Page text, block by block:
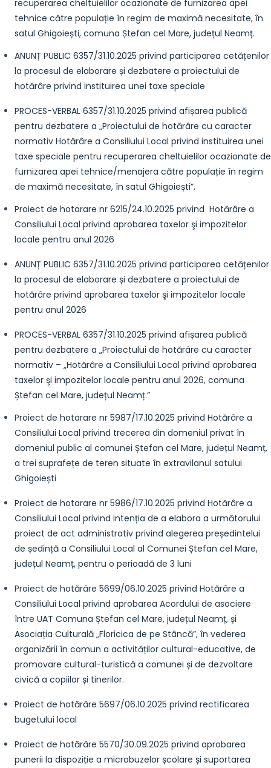
recuperarea cheltuielilor ocazionate de furnizarea apei
tehnice către populație în regim de maximă necesitate, în
satul Ghigoiești, comuna Ștefan cel Mare, județul Neamț.
ANUNȚ PUBLIC 6357/31.10.2025 privind participarea cetățenilor
la procesul de elaborare și dezbatere a proiectului de
hotărâre privind instituirea unei taxe speciale
PROCES-VERBAL 6357/31.10.2025 privind afișarea publică
pentru dezbatere a „Proiectului de hotărâre cu caracter
normativ Hotărâre a Consiliului Local privind instituirea unei
taxe speciale pentru recuperarea cheltuielilor ocazionate de
furnizarea apei tehnice/menajera către populație în regim
de maximă necesitate, în satul Ghigoiești”.
Proiect de hotarare nr 6215/24.10.2025 privind Hotărâre a
Consiliului Local privind aprobarea taxelor şi impozitelor
locale pentru anul 2026
ANUNȚ PUBLIC 6357/31.10.2025 privind participarea cetățenilor
la procesul de elaborare și dezbatere a proiectului de
hotărâre privind aprobarea taxelor şi impozitelor locale
pentru anul 2026
PROCES-VERBAL 6357/31.10.2025 privind afișarea publică
pentru dezbatere a „Proiectului de hotărâre cu caracter
normativ – „Hotărâre a Consiliului Local privind aprobarea
taxelor şi impozitelor locale pentru anul 2026, comuna
Ștefan cel Mare, județul Neamț.”
Proiect de hotarare nr 5987/17.10.2025 privind Hotărâre a
Consiliului Local privind trecerea din domeniul privat în
domeniul public al comunei Ștefan cel Mare, județul Neamț,
a trei suprafețe de teren situate în extravilanul satului
Ghigoiești
Proiect de hotarare nr 5986/17.10.2025 privind Hotărâre a
Consiliului Local privind intenția de a elabora a următorului
proiect de act administrativ privind alegerea președintelui
de ședință a Consiliului Local al Comunei Ștefan cel Mare,
județul Neamț, pentru o perioadă de 3 luni
Proiect de hotărâre 5699/06.10.2025 privind Hotărâre a
Consiliului Local privind aprobarea Acordului de asociere
între UAT Comuna Ștefan cel Mare, județul Neamț, și
Asociația Culturală „Floricica de pe Stâncă”, în vederea
organizării în comun a activităților cultural-educative, de
promovare cultural-turistică a comunei și de dezvoltare
civică a copiilor și tinerilor.
Proiect de hotărâre 5697/06.10.2025 privind rectificarea
bugetului local
Proiect de hotărâre 5570/30.09.2025 privind aprobarea
punerii la dispoziție a microbuzelor școlare și suportarea